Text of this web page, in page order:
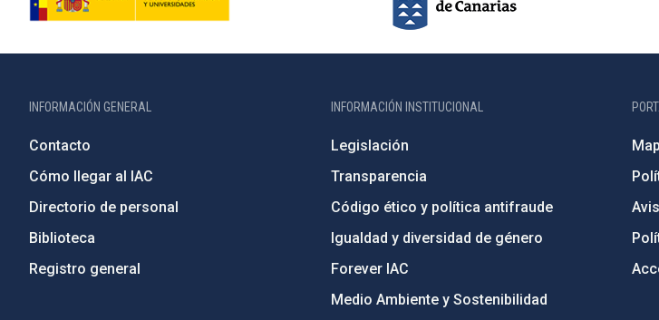
INFORMACIÓN GENERAL
Contacto
Cómo llegar al IAC
Directorio de personal
Biblioteca
Registro general
INFORMACIÓN INSTITUCIONAL
Legislación
Transparencia
Código ético y política antifraude
Igualdad y diversidad de género
Forever IAC
Medio Ambiente y Sostenibilidad